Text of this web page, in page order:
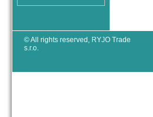
© All rights reserved, RYJO Trade
s.r.o.